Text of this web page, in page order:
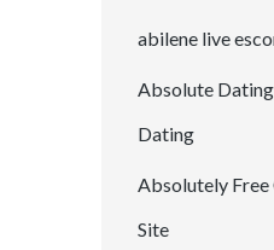
abilene live
Absolute
Dating
Absolutely
Site